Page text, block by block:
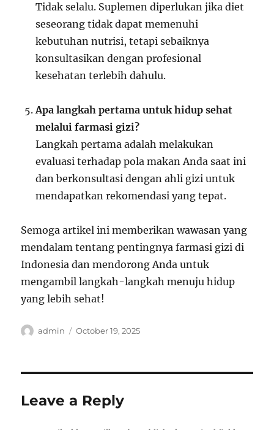
Tidak selalu. Suplemen diperlukan jika diet
seseorang tidak dapat memenuhi
kebutuhan nutrisi, tetapi sebaiknya
konsultasikan dengan profesional
kesehatan terlebih dahulu.
Apa langkah pertama untuk hidup sehat
melalui farmasi gizi?
Langkah pertama adalah melakukan
evaluasi terhadap pola makan Anda saat ini
dan berkonsultasi dengan ahli gizi untuk
mendapatkan rekomendasi yang tepat.
Semoga artikel ini memberikan wawasan yang
mendalam tentang pentingnya farmasi gizi di
Indonesia dan mendorong Anda untuk
mengambil langkah-langkah menuju hidup
yang lebih sehat!
Author
admin
Posted
October 19, 2025
Leave a Reply